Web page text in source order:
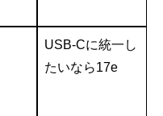
USB-Cに統一し
たいなら17e